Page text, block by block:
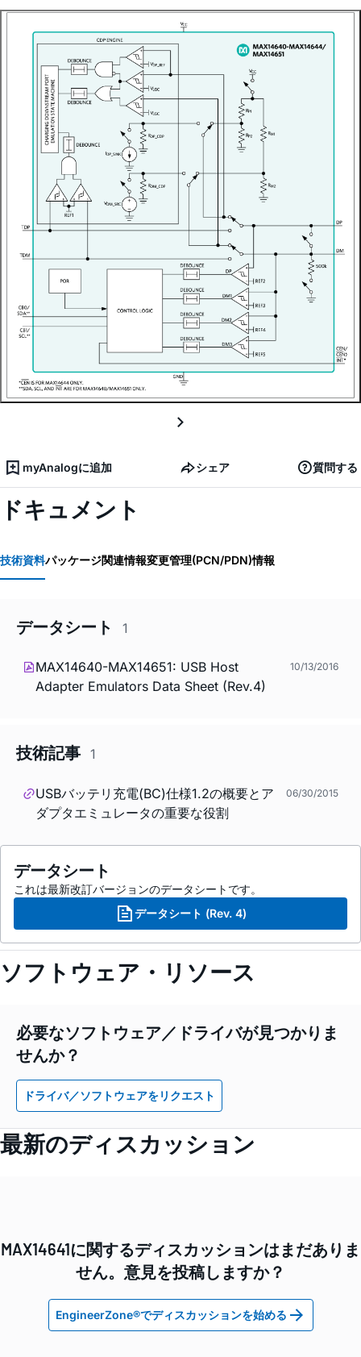
myAnalogに追加 シェア 質問する
ドキュメント
技術資料パッケージ関連情報変更管理(PCN/PDN)情報
データシート 1
MAX14640-MAX14651: USB Host
Adapter Emulators Data Sheet (Rev.4)
10/13/2016
技術記事 1
USBバッテリ充電(BC)仕様1.2の概要とア
ダプタエミュレータの重要な役割
06/30/2015
データシート
これは最新改訂バージョンのデータシートです。
データシート (Rev. 4)
ソフトウェア・リソース
必要なソフトウェア／ドライバが見つかりま
せんか？
ドライバ／ソフトウェアをリクエスト
最新のディスカッション
MAX14641に関するディスカッションはまだありま
せん。意見を投稿しますか？
EngineerZone®でディスカッションを始める